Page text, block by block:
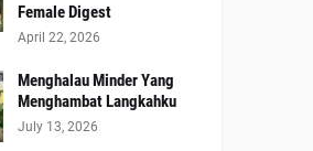
Female Digest
April 22, 2026
Menghalau Minder Yang
Menghambat Langkahku
July 13, 2026